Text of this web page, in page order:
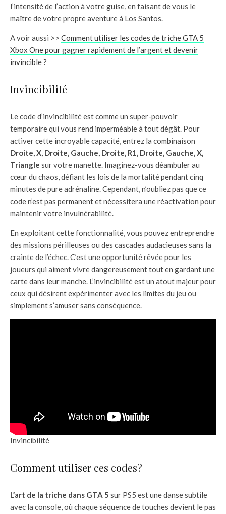
l’intensité de l’action à votre guise, en faisant de vous le
maître de votre propre aventure à Los Santos.
A voir aussi >> Comment utiliser les codes de triche GTA 5
Xbox One pour gagner rapidement de l’argent et devenir
invincible ?
Invincibilité
Le code d’invincibilité est comme un super-pouvoir
temporaire qui vous rend imperméable à tout dégât. Pour
activer cette incroyable capacité, entrez la combinaison
Droite, X, Droite, Gauche, Droite, R1, Droite, Gauche, X,
Triangle sur votre manette. Imaginez-vous déambuler au
cœur du chaos, défiant les lois de la mortalité pendant cinq
minutes de pure adrénaline. Cependant, n’oubliez pas que ce
code n’est pas permanent et nécessitera une réactivation pour
maintenir votre invulnérabilité.
En exploitant cette fonctionnalité, vous pouvez entreprendre
des missions périlleuses ou des cascades audacieuses sans la
crainte de l’échec. C’est une opportunité rêvée pour les
joueurs qui aiment vivre dangereusement tout en gardant une
carte dans leur manche. L’invincibilité est un atout majeur pour
ceux qui désirent expérimenter avec les limites du jeu ou
simplement s’amuser sans conséquence.
Invincibilité
Comment utiliser ces codes?
L’art de la triche dans GTA 5 sur PS5 est une danse subtile
avec la console, où chaque séquence de touches devient le pas